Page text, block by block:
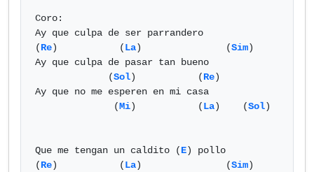
Coro:
Ay que culpa de ser parrandero
(Re)           (La)               (Sim)
Ay que culpa de pasar tan bueno
             (
Sol)           (Re)
Ay que no me esperen en mi casa
              (
Mi)           (La)    (Sol)
Que me tengan un caldito (E) pollo
(Re)           (La)               (Sim)